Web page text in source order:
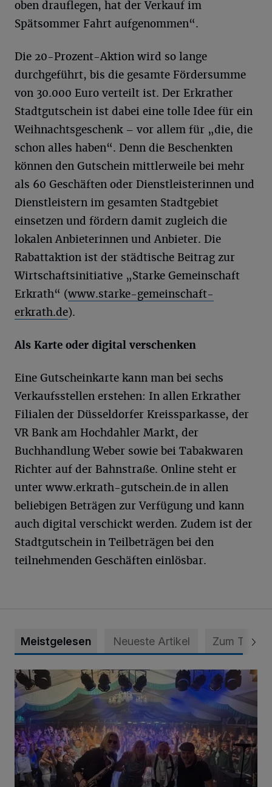
oben drauflegen, hat der Verkauf im
Spätsommer Fahrt aufgenommen“.
Die 20-Prozent-Aktion wird so lange
durchgeführt, bis die gesamte Fördersumme
von 30.000 Euro verteilt ist. Der Erkrather
Stadtgutschein ist dabei eine tolle Idee für ein
Weihnachtsgeschenk – vor allem für „die, die
schon alles haben“. Denn die Beschenkten
können den Gutschein mittlerweile bei mehr
als 60 Geschäften oder Dienstleisterinnen und
Dienstleistern im gesamten Stadtgebiet
einsetzen und fördern damit zugleich die
lokalen Anbieterinnen und Anbieter. Die
Rabattaktion ist der städtische Beitrag zur
Wirtschaftsinitiative „Starke Gemeinschaft
Erkrath“ (www.starke-gemeinschaft-
erkrath.de).
Als Karte oder digital verschenken
Eine Gutscheinkarte kann man bei sechs
Verkaufsstellen erstehen: In allen Erkrather
Filialen der Düsseldorfer Kreissparkasse, der
VR Bank am Hochdahler Markt, der
Buchhandlung Weber sowie bei Tabakwaren
Richter auf der Bahnstraße. Online steht er
unter www.erkrath-gutschein.de in allen
beliebigen Beträgen zur Verfügung und kann
auch digital verschickt werden. Zudem ist der
Stadtgutschein in Teilbeträgen bei den
teilnehmenden Geschäften einlösbar.
Meistgelesen Neueste Artikel Zum Thema
Viele Bilder: Toller Auftakt des Unterbacher